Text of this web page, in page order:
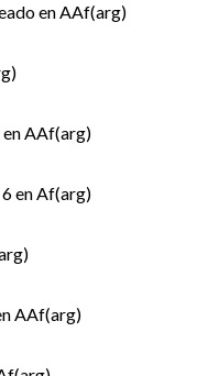
en AAf(arg)
AAf(arg)
en Af(arg)
AAf(arg)